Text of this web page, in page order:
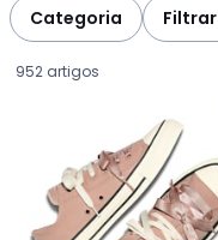
Categoria Filtrar
952 artigos